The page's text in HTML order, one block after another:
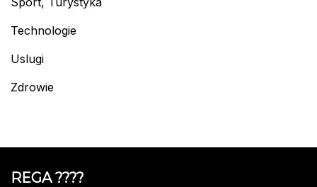
Technologie
Uslugi
Zdrowie
REGA ????️